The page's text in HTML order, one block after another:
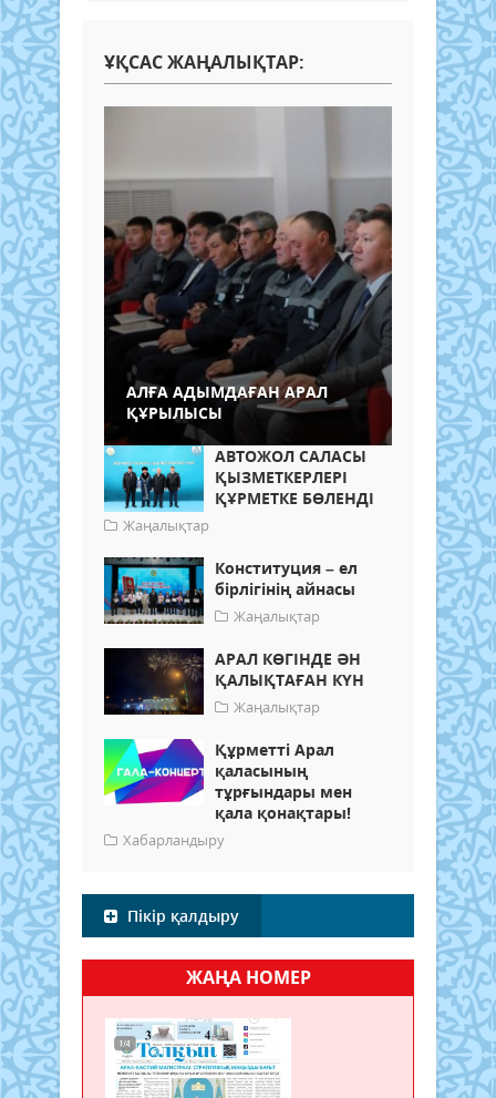
ҰҚСАС ЖАҢАЛЫҚТАР:
АЛҒА АДЫМДАҒАН АРАЛ
ҚҰРЫЛЫСЫ
АВТОЖОЛ САЛАСЫ
ҚЫЗМЕТКЕРЛЕРІ
ҚҰРМЕТКЕ БӨЛЕНДІ
Жаңалықтар
Конституция – ел
бірлігінің айнасы
Жаңалықтар
АРАЛ КӨГІНДЕ ӘН
ҚАЛЫҚТАҒАН КҮН
Жаңалықтар
Құрметті Арал
қаласының
тұрғындары мен
қала қонақтары!
Хабарландыру
Пікір қалдыру
ЖАҢА НОМЕР